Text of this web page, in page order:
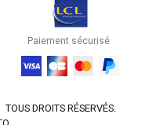
Paiement sécurisé
TOUS DROITS RÉSERVÉS.